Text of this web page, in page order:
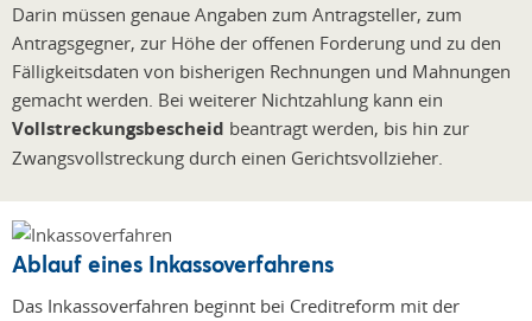
Darin müssen genaue Angaben zum Antragsteller, zum
Antragsgegner, zur Höhe der offenen Forderung und zu den
Fälligkeitsdaten von bisherigen Rechnungen und Mahnungen
gemacht werden. Bei weiterer Nichtzahlung kann ein
Vollstreckungsbescheid beantragt werden, bis hin zur
Zwangsvollstreckung durch einen Gerichtsvollzieher.
Ablauf eines Inkassoverfahrens
Das Inkassoverfahren beginnt bei Creditreform mit der